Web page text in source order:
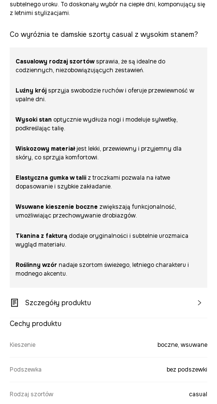
subtelnego uroku. To doskonały wybór na ciepłe dni, komponujący się
z letnimi stylizacjami.
Co wyróżnia te damskie szorty casual z wysokim stanem?
Casualowy rodzaj szortówsprawia, że są idealne do
codziennych, niezobowiązujących zestawień.
Luźny krój sprzyja swobodzie ruchów i oferuje przewiewność w
upalne dni.
Wysoki stan optycznie wydłuża nogi i modeluje sylwetkę,
podkreślając talię.
Wiskozowy materiałjest lekki, przewiewny i przyjemny dla
skóry, co sprzyja komfortowi.
Elastyczna gumka w talii z troczkami pozwala na łatwe
dopasowanie i szybkie zakładanie.
Wsuwane kieszenie boczne zwiększają funkcjonalność,
umożliwiając przechowywanie drobiazgów.
Tkanina z fakturą dodaje oryginalności i subtelnie urozmaica
wygląd materiału.
Roślinny wzór nadaje szortom świeżego, letniego charakteru i
modnego akcentu.
Szczegóły produktu
Cechy produktu
Kieszenie boczne, wsuwane
Podszewka bez podszewki
Rodzaj szortów casual